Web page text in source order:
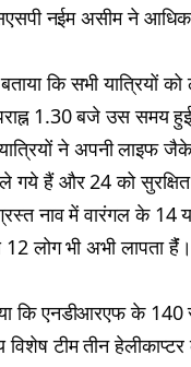
नईम असीम ने
कि सभी यात्रियों
1.30 बजे उस समय
ने अपनी लाइफ
गये हैं और 24 को
नाव में वारंगल के 14
लोग भी अभी लापता
कि एनडीआरएफ के
टीम तीन